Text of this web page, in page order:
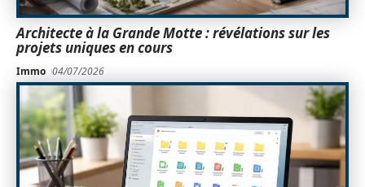
Architecte à la Grande Motte : révélations sur les
projets uniques en cours
Immo 04/07/2026